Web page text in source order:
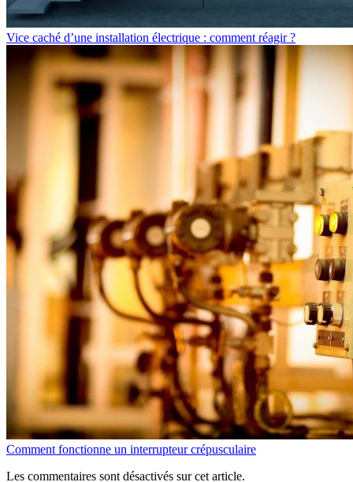
Vice caché d’une installation électrique : comment réagir ?
Comment fonctionne un interrupteur crépusculaire
Les commentaires sont désactivés sur cet article.